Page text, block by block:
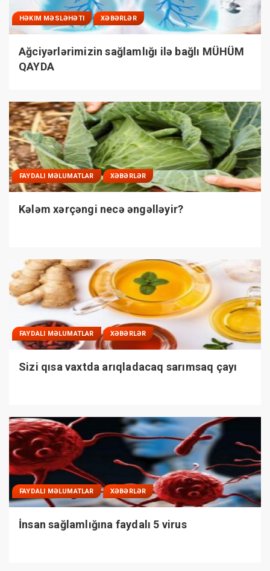
HƏKIM MƏSLƏHƏTI XƏBƏRLƏR
Ağciyərlərimizin sağlamlığı ilə bağlı MÜHÜM
QAYDA
FAYDALI MƏLUMATLAR XƏBƏRLƏR
Kələm xərçəngi necə əngəlləyir?
FAYDALI MƏLUMATLAR XƏBƏRLƏR
Sizi qısa vaxtda arıqladacaq sarımsaq çayı
FAYDALI MƏLUMATLAR XƏBƏRLƏR
İnsan sağlamlığına faydalı 5 virus